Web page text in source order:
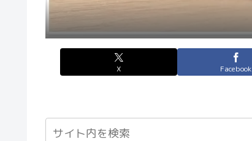
X Facebook